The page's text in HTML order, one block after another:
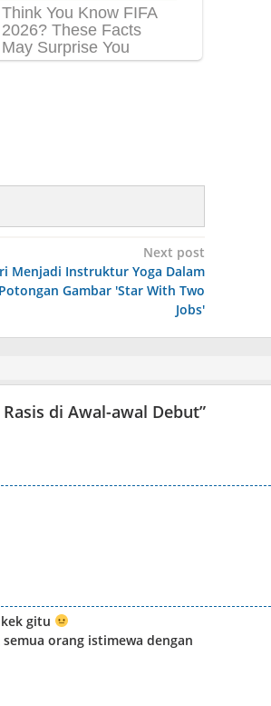
Next post
Menjadi Instruktur Yoga Dalam
Potongan Gambar 'Star With Two
Jobs'
di Awal-awal Debut”
gitu
orang istimewa dengan